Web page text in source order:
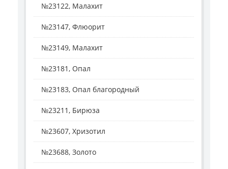
№23122, Малахит
№23147, Флюорит
№23149, Малахит
№23181, Опал
№23183, Опал благородный
№23211, Бирюза
№23607, Хризотил
№23688, Золото